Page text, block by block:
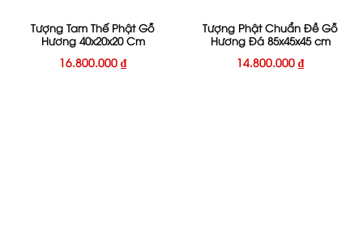
Tượng Tam Thế Phật Gỗ
Hương 40x20x20 Cm
16.800.000 ₫
Tượng Phật Chuẩn Đề Gỗ
Hương Đá 85x45x45 cm
14.800.000 ₫